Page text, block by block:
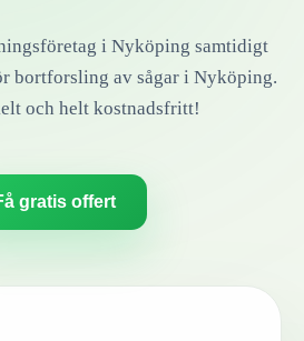
i Nyköping samtidigt
bortforsling av sågari Nyköping.
och helt kostnadsfritt!
gratis offert